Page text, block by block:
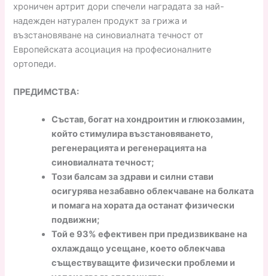
хроничен артрит дори спечели наградата за най-
надежден натурален продукт за грижа и
възстановяване на синовиалната течност от
Европейската асоциация на професионалните
ортопеди.
ПРЕДИМСТВА:
Състав, богат на хондроитин и глюкозамин,
който стимулира възстановяването,
регенерацията и регенерацията на
синовиалната течност;
Този балсам за здрави и силни стави
осигурява незабавно облекчаване на болката
и помага на хората да останат физически
подвижни;
Той е 93% ефективен при предизвикване на
охлаждащо усещане, което облекчава
съществуващите физически проблеми и